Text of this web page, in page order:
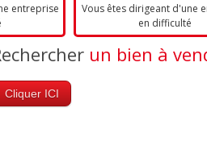
entreprise
Vous êtes dirigeant d'une
en difficulté
un bien à
Cliquer ICI